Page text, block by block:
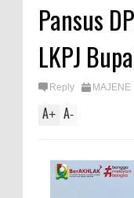
Pansus
LKPJ
Reply MAJENE
A+ A-